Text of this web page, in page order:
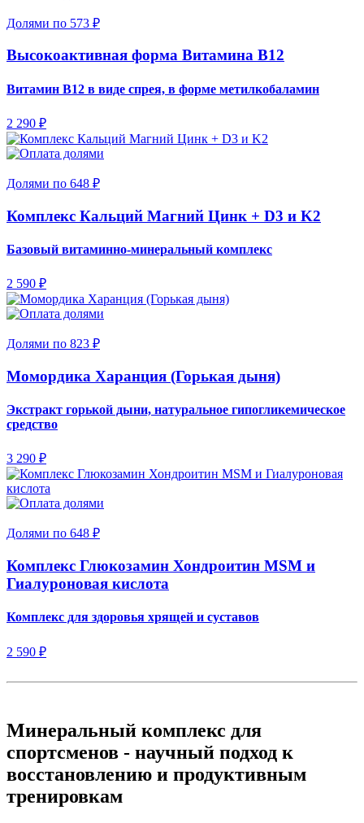
Долями по 573 ₽
Высокоактивная форма Витамина B12
Витамин B12 в виде спрея, в форме метилкобаламин
2 290 ₽
Долями по 648 ₽
Комплекс Кальций Магний Цинк + D3 и K2
Базовый витаминно-минеральный комплекс
2 590 ₽
Долями по 823 ₽
Момордика Харанция (Горькая дыня)
Экстракт горькой дыни, натуральное гипогликемическое
средство
3 290 ₽
Долями по 648 ₽
Комплекс Глюкозамин Хондроитин MSM и
Гиалуроновая кислота
Комплекс для здоровья хрящей и суставов
2 590 ₽
Минеральный комплекс для
спортсменов - научный подход к
восстановлению и продуктивным
тренировкам